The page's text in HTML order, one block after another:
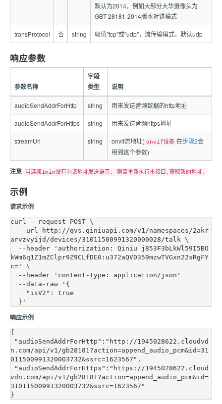
默认为2014，例如大部分大华摄像头为
GBT 28181-2014版本对讲模式
transProtocol 否 string 取值"tcp"或"udp"，流传输模式，默认udp
响应参数
参数名称
字段
类型
说明
audioSendAddrForHttp string 用来发送音频数据的http地址
audioSendAddrForHttps string 用来发送音频https地址
streamUri string onvif流地址( onvif设备 在步骤2会
用到这个参数)
注意 当连续1min没有向该地址发送语音, 则需重新执行本接口,获取新的地址,
示例
请求示例
curl --request POST \
arvzvyijd/devices/31011500991320000028/talk \
kWm6q1Z1mZClpr9Z9CLfDE0:u372aQV0359mzwTVGxn22sRgFY
c=' \
响应示例
{
n.com/api/v1/gb28181?action=append_audio_pcm&id=31
011500991320003732&ssrc=1623567",
vdn.com/api/v1/gb28181?action=append_audio_pcm&id=
31011500991320003732&ssrc=1623567"